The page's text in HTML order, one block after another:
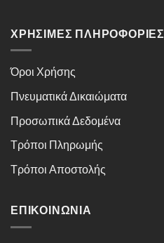
ΧΡΉΣΙΜΕΣ ΠΛΗΡΟΦΟΡΊΕΣ
Όροι Χρήσης
Πνευματικά Δικαιώματα
Προσωπικά Δεδομένα
Τρόποι Πληρωμής
Τρόποι Αποστολής
ΕΠΙΚΟΙΝΩΝΊΑ